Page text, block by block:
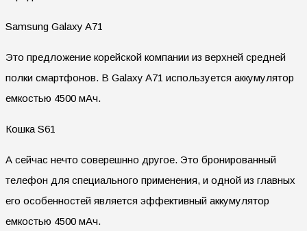
Samsung Galaxy A71
Это предложение корейской компании из верхней средней
полки смартфонов. В Galaxy A71 используется аккумулятор
емкостью 4500 мАч.
Кошка S61
А сейчас нечто соверешнно другое. Это бронированный
телефон для специального применения, и одной из главных
его особенностей является эффективный аккумулятор
емкостью 4500 мАч.